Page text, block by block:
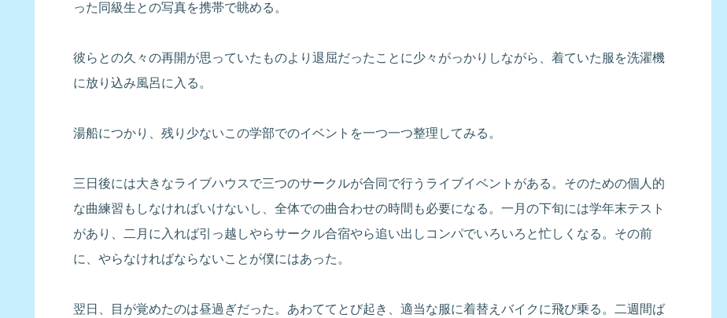
った同級生との写真を携帯で眺める。
彼らとの久々の再開が思っていたものより退屈だったことに少々がっかりしながら、着ていた服を洗濯機
に放り込み風呂に入る。
湯船につかり、残り少ないこの学部でのイベントを一つ一つ整理してみる。
三日後には大きなライブハウスで三つのサークルが合同で行うライブイベントがある。そのための個人的
な曲練習もしなければいけないし、全体での曲合わせの時間も必要になる。一月の下旬には学年末テスト
があり、二月に入れば引っ越しやらサークル合宿やら追い出しコンパでいろいろと忙しくなる。その前
に、やらなければならないことが僕にはあった。
翌日、目が覚めたのは昼過ぎだった。あわててとび起き、適当な服に着替えバイクに飛び乗る。二週間ば